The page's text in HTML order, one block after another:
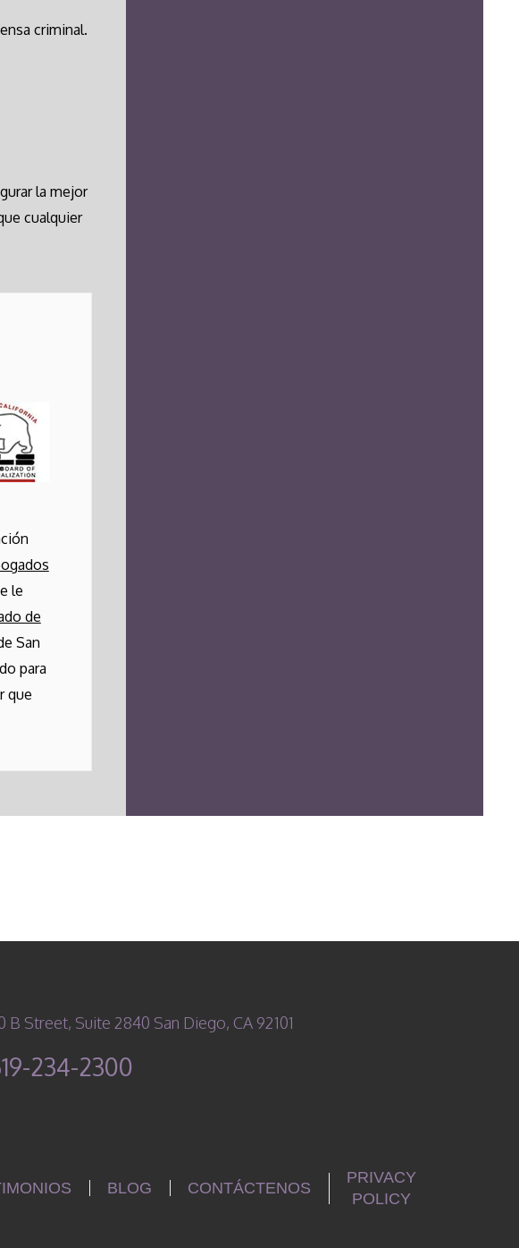
criminal.
la mejor
cualquier
le
de
San
para
que
B Street, Suite 2840 San Diego, CA 92101
234-2300
BLOG CONTÁCTENOS
PRIVACY
POLICY